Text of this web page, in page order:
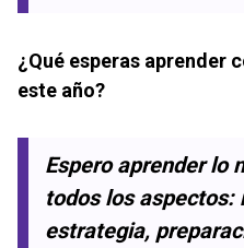
¿Qué esperas aprender
este año?
Espero aprender lo
todos los
estrategia,